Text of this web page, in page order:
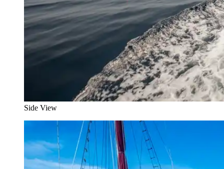
Side View